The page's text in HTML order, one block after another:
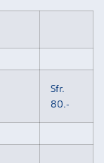
Sfr.
80.-